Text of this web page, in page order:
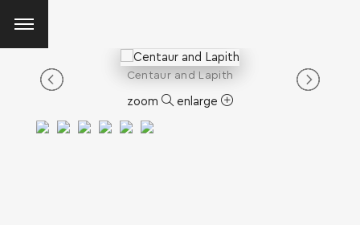
Centaur and Lapith
zoom enlarge